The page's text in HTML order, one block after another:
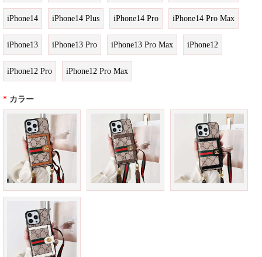
iPhone14 iPhone14 Plus iPhone14 Pro iPhone14 Pro Max
iPhone13 iPhone13 Pro iPhone13 Pro Max iPhone12
iPhone12 Pro iPhone12 Pro Max
* カラー